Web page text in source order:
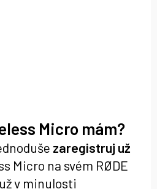
Micro mám?
zaregistruj už
Micro na svém RØDE
v minulosti